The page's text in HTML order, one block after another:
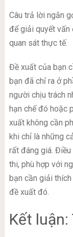
Câu trả lời ngắn
để giải quyết vấn
quan sát thực tế.
Đề xuất của bạn
bạn đã chỉ ra ở
người chịu trách
hạn chế đó hoặc
xuất không cần
khi chỉ là những
rất đáng giá.
thi, phù hợp với
bạn cần giải
đề xuất đó.
Kết